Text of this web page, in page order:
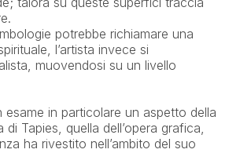
potrebbe richiamare una
l’artista invece si
muovendosi su un livello
esame in particolare un aspetto della
Tapies, quella dell’opera grafica,
ha rivestito nell’ambito del suo